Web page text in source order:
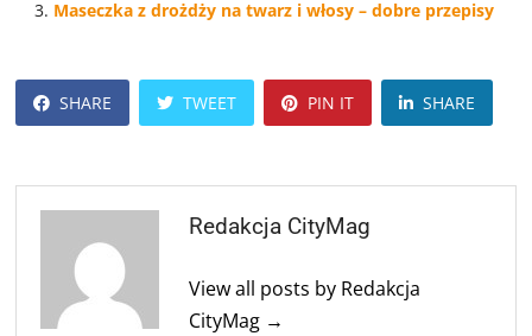
Maseczka z drożdży na twarz i włosy – dobre przepisy
SHARE TWEET PIN IT SHARE
Redakcja CityMag
View all posts by Redakcja
CityMag →